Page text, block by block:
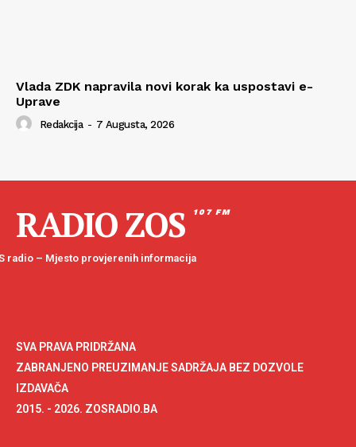
Vlada ZDK napravila novi korak ka uspostavi e-
Uprave
Redakcija - 7 Augusta, 2026
RADIO ZOS 107 FM
radio – Mjesto provjerenih informacija
SVA PRAVA PRIDRŽANA
ZABRANJENO PREUZIMANJE SADRŽAJA BEZ DOZVOLE
IZDAVAČA
2015. - 2026. ZOSRADIO.BA